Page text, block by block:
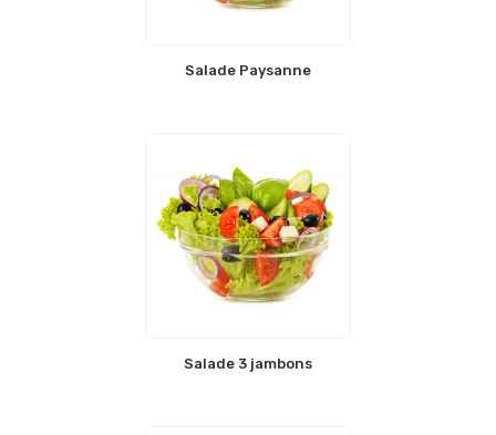
Salade Paysanne
Salade 3 jambons